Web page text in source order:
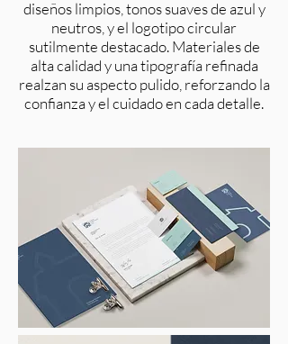
diseños limpios, tonos suaves de azul y
neutros, y el logotipo circular
sutilmente destacado. Materiales de
alta calidad y una tipografía refinada
realzan su aspecto pulido, reforzando la
confianza y el cuidado en cada detalle.